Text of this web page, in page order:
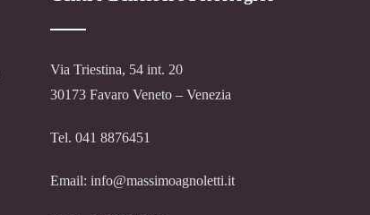
Via Triestina, 54 int. 20
30173 Favaro Veneto – Venezia
Tel. 041 8876451
Email: info@massimoagnoletti.it